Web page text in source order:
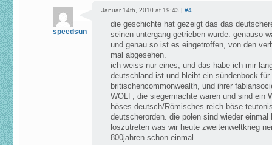
speedsun
Januar 14th, 2010 at 19:43 | #4
die geschichte hat gezeigt das das
seinen untergang getrieben wurde. genauso
und genau so ist es eingetroffen, von den
mal abgesehen.
ich weiss nur eines, und das habe ich mir
deutschland ist und bleibt ein sündenbock für
britischencommonwealth, und ihrer
WOLF, die siegermachte waren und sind ein
böses deutsch/Römisches reich böse
deutscherorden. die polen sind wieder einmal
loszutreten was wir heute zweitenweltkrieg
800jahren schon einmal…